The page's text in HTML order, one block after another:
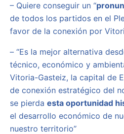
– Quiere conseguir un “
de todos los partidos en el
favor de la conexión por
– “Es la mejor alternativa
técnico, económico y
Vitoria-Gasteiz, la capital de
de conexión estratégico del
se pierda esta oportunidad
el desarrollo económico de
nuestro territorio”